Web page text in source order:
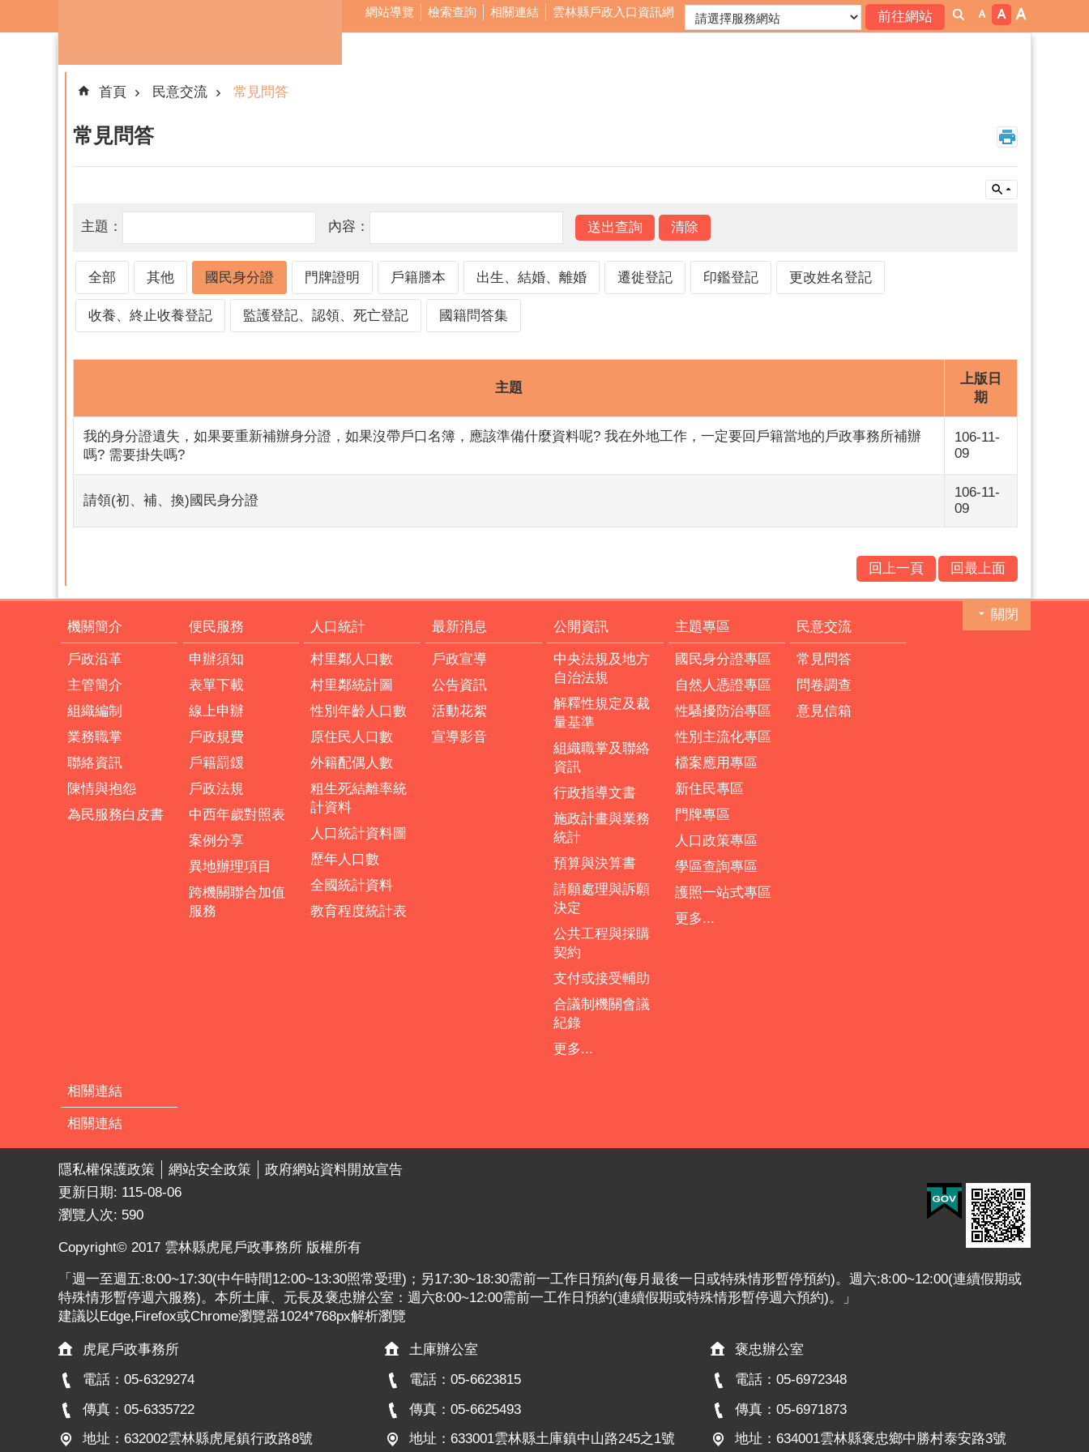
網站導覽 檢索查詢 相關連結 雲林縣戶政入口資訊網
首頁 民意交流 常見問答
常見問答
主題： 內容：
全部 其他 國民身分證 門牌證明 戶籍謄本 出生、結婚、離婚 遷徙登記 印鑑登記 更改姓名登記
收養、終止收養登記 監護登記、認領、死亡登記 國籍問答集
主題
上版日
期
我的身分證遺失，如果要重新補辦身分證，如果沒帶戶口名簿，應該準備什麼資料呢? 我在外地工作，一定要回戶籍當地的戶政事務所補辦
嗎? 需要掛失嗎?
106-11-
09
請領(初、補、換)國民身分證
106-11-
09
回上一頁 回最上面
關閉
機關簡介
戶政沿革
主管簡介
組織編制
業務職掌
聯絡資訊
陳情與抱怨
為民服務白皮書
便民服務
申辦須知
表單下載
線上申辦
戶政規費
戶籍罰鍰
戶政法規
中西年歲對照表
案例分享
異地辦理項目
跨機關聯合加值
服務
人口統計
村里鄰人口數
村里鄰統計圖
性別年齡人口數
原住民人口數
外籍配偶人數
粗生死結離率統
計資料
人口統計資料圖
歷年人口數
全國統計資料
教育程度統計表
最新消息
戶政宣導
公告資訊
活動花絮
宣導影音
公開資訊
中央法規及地方
自治法規
解釋性規定及裁
量基準
組織職掌及聯絡
資訊
行政指導文書
施政計畫與業務
統計
預算與決算書
請願處理與訴願
決定
公共工程與採購
契約
支付或接受輔助
合議制機關會議
紀錄
更多...
主題專區
國民身分證專區
自然人憑證專區
性騷擾防治專區
性別主流化專區
檔案應用專區
新住民專區
門牌專區
人口政策專區
學區查詢專區
護照一站式專區
更多...
民意交流
常見問答
問卷調查
意見信箱
相關連結
相關連結
隱私權保護政策 網站安全政策
政府網站資料開放宣告
更新日期: 115-08-06
瀏覽人次: 590
Copyright© 2017 雲林縣虎尾戶政事務所 版權所有
「週一至週五:8:00~17:30(中午時間12:00~13:30照常受理)；另17:30~18:30需前一工作日預約(每月最後一日或特殊情形暫停預約)。週六:8:00~12:00(連續假期或
特殊情形暫停週六服務)。本所土庫、元長及褒忠辦公室：週六8:00~12:00需前一工作日預約(連續假期或特殊情形暫停週六預約)。」
建議以Edge,Firefox或Chrome瀏覽器1024*768px解析瀏覽
虎尾戶政事務所
電話：05-6329274
傳真：05-6335722
地址：632002雲林縣虎尾鎮行政路8號
土庫辦公室
電話：05-6623815
傳真：05-6625493
地址：633001雲林縣土庫鎮中山路245之1號
褒忠辦公室
電話：05-6972348
傳真：05-6971873
地址：634001雲林縣褒忠鄉中勝村泰安路3號